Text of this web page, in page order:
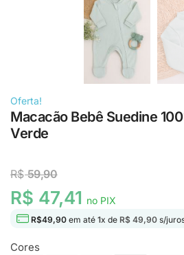
Oferta!
Macacão Bebê Suedine
Verde
R$59,90
R$ 47,41 no PIX
R$49,90 em até 1x de R$ 49,90 s/
Cores